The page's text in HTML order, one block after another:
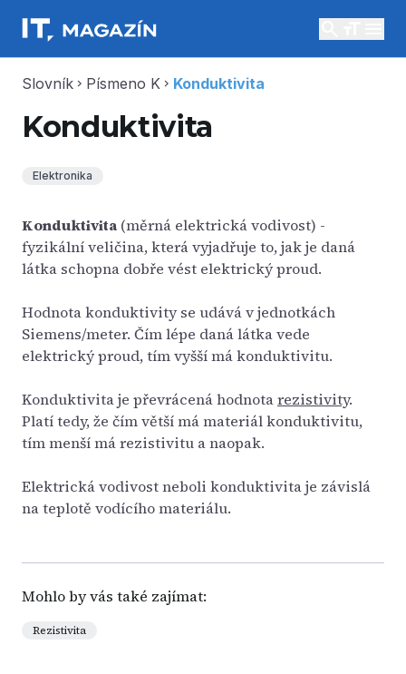
Slovník chevron_right Písmeno K chevron_right Konduktivita
Konduktivita
Elektronika
Konduktivita (měrná elektrická vodivost) -
fyzikální veličina, která vyjadřuje to, jak je daná
látka schopna dobře vést elektrický proud.
Hodnota konduktivity se udává v jednotkách
Siemens/meter. Čím lépe daná látka vede
elektrický proud, tím vyšší má konduktivitu.
Konduktivita je převrácená hodnotarezistivity.
Platí tedy, že čím větší má materiál konduktivitu,
tím menší má rezistivitu a naopak.
Elektrická vodivost neboli konduktivita je závislá
na teplotě vodícího materiálu.
Mohlo by vás také zajímat:
Rezistivita